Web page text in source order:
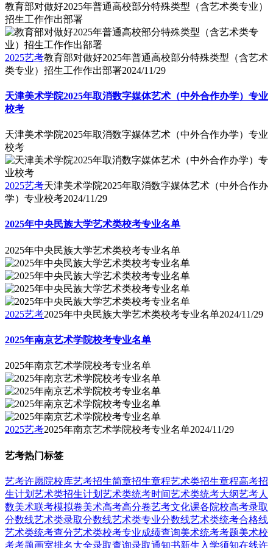
教育部对做好2025年普通高校部分特殊类型（含艺术类专业）
招生工作作出部署
2025艺考教育部对做好2025年普通高校部分特殊类型（含艺术
类专业）招生工作作出部署2024/11/29
天津美术学院2025年取消数字媒体艺术（中外合作办学）专业
校考
天津美术学院2025年取消数字媒体艺术（中外合作办学）专业
校考
2025艺考天津美术学院2025年取消数字媒体艺术（中外合作办
学）专业校考2024/11/29
2025年中央民族大学艺术类校考专业名单
2025年中央民族大学艺术类校考专业名单
2025艺考2025年中央民族大学艺术类校考专业名单2024/11/29
2025年南京艺术学院校考专业名单
2025年南京艺术学院校考专业名单
2025艺考2025年南京艺术学院校考专业名单2024/11/29
艺考热门标签
艺考许愿院校库艺考招生简章招生章程艺术类招生章程高考招
生计划 艺术类招生计划 艺术类统考时间艺术类统考大纲艺考人
数美术联考模拟卷美术高考高分卷艺考文化课各院校高考录取
分数线艺术类录取分数线艺术类专业分数线艺术类统考合格线
艺术类统考查分艺术类校考专业成绩查询美术统考考题美术校
考考题画室排名大全录取查询录取通知书新生入学须知在线许